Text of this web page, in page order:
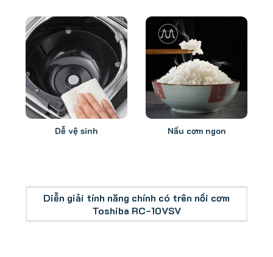
Dễ vệ sinh Nấu cơm ngon
Diễn giải tính năng chính có trên nồi cơm
Toshiba RC-10VSV